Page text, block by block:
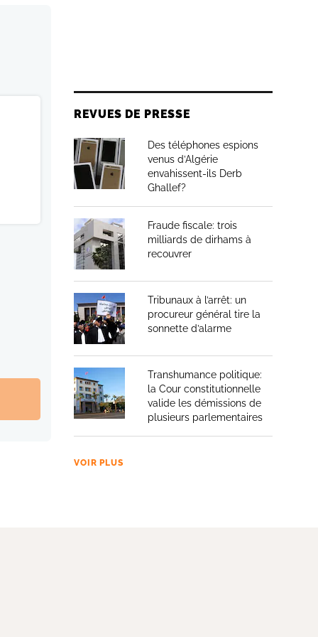
REVUES DE PRESSE
Des téléphones espions
venus d’Algérie
envahissent-ils Derb
Ghallef?
Fraude fiscale: trois
milliards de dirhams à
recouvrer
Tribunaux à l’arrêt: un
procureur général tire la
sonnette d’alarme
Transhumance politique:
la Cour constitutionnelle
valide les démissions de
plusieurs parlementaires
VOIR PLUS